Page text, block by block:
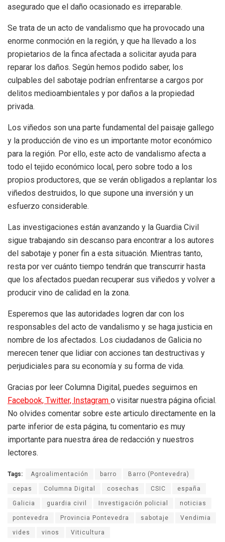
asegurado que el daño ocasionado es irreparable.
Se trata de un acto de vandalismo que ha provocado una
enorme conmoción en la región, y que ha llevado a los
propietarios de la finca afectada a solicitar ayuda para
reparar los daños. Según hemos podido saber, los
culpables del sabotaje podrían enfrentarse a cargos por
delitos medioambientales y por daños a la propiedad
privada.
Los viñedos son una parte fundamental del paisaje gallego
y la producción de vino es un importante motor económico
para la región. Por ello, este acto de vandalismo afecta a
todo el tejido económico local, pero sobre todo a los
propios productores, que se verán obligados a replantar los
viñedos destruidos, lo que supone una inversión y un
esfuerzo considerable.
Las investigaciones están avanzando y la Guardia Civil
sigue trabajando sin descanso para encontrar a los autores
del sabotaje y poner fin a esta situación. Mientras tanto,
resta por ver cuánto tiempo tendrán que transcurrir hasta
que los afectados puedan recuperar sus viñedos y volver a
producir vino de calidad en la zona.
Esperemos que las autoridades logren dar con los
responsables del acto de vandalismo y se haga justicia en
nombre de los afectados. Los ciudadanos de Galicia no
merecen tener que lidiar con acciones tan destructivas y
perjudiciales para su economía y su forma de vida.
Gracias por leer Columna Digital, puedes seguirnos en
Facebook, Twitter, Instagram o visitar nuestra página oficial.
No olvides comentar sobre este articulo directamente en la
parte inferior de esta página, tu comentario es muy
importante para nuestra área de redacción y nuestros
lectores.
Tags: Agroalimentación barro Barro (Pontevedra)
cepas Columna Digital cosechas CSIC españa
Galicia guardia civil Investigación policial noticias
pontevedra Provincia Pontevedra sabotaje Vendimia
vides vinos Viticultura